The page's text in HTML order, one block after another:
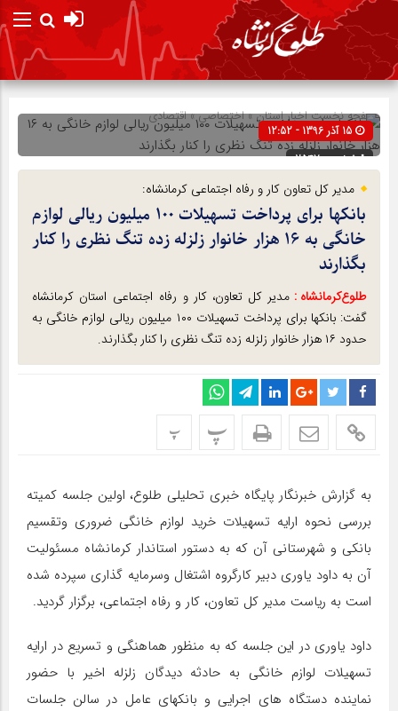
صفحه نخستاخبار استان»اختصاصی»اقتصادی
شناسه : 2547
مدیر کل تعاون کار و رفاه اجتماعی کرمانشاه:
بانکها برای پرداخت تسهیلات ۱۰۰ میلیون ریالی لوازم
خانگی به ۱۶ هزار خانوار زلزله زده تنگ نظری را کنار
بگذارند
طلوع‌‌کرمانشاه : مدیر کل تعاون، کار و رفاه اجتماعی استان کرمانشاه
گفت: بانکها برای پرداخت تسهیلات ۱۰۰ میلیون ریالی لوازم خانگی به
حدود ۱۶ هزار خانوار زلزله زده تنگ نظری را کنار بگذارند.
پ پ
به گزارش خبرنگار پایگاه خبری تحلیلی طلوع، اولین جلسه کمیته
بررسی نحوه ارایه تسهیلات خرید لوازم خانگی ضروری وتقسیم
بانکی و شهرستانی آن که به دستور استاندار کرمانشاه مسئولیت
آن به داود یاوری دبیر کارگروه اشتغال وسرمایه گذاری سپرده شده
است به ریاست مدیر کل تعاون، کار و رفاه اجتماعی، برگزار گردید.
داود یاوری در این جلسه که به منظور هماهنگی و تسریع در ارایه
تسهیلات لوازم خانگی به حادثه دیدگان زلزله اخیر با حضور
نماینده دستگاه های اجرایی و بانکهای عامل در سالن جلسات